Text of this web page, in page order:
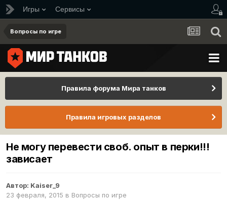
Игры Сервисы
Вопросы по игре
Правила форума Мира танков
Правила игровых разделов
Не могу перевести своб. опыт в перки!!!
зависает
Автор: Kaiser_9
23 февраля, 2015 в Вопросы по игре